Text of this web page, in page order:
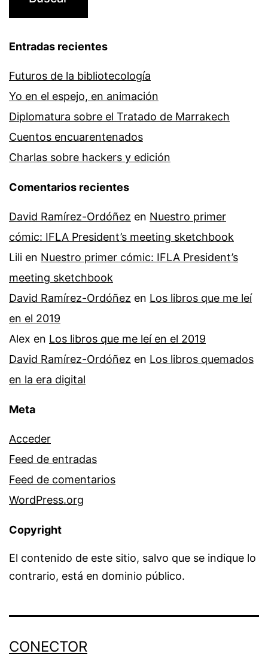
Entradas recientes
Futuros de la bibliotecología
Yo en el espejo, en animación
Diplomatura sobre el Tratado de Marrakech
Cuentos encuarentenados
Charlas sobre hackers y edición
Comentarios recientes
David Ramírez-Ordóñez en Nuestro primer
cómic: IFLA President’s meeting sketchbook
Lili en Nuestro primer cómic: IFLA President’s
meeting sketchbook
David Ramírez-Ordóñez en Los libros que me leí
en el 2019
Alex en Los libros que me leí en el 2019
David Ramírez-Ordóñez en Los libros quemados
en la era digital
Meta
Acceder
Feed de entradas
Feed de comentarios
WordPress.org
Copyright
El contenido de este sitio, salvo que se indique lo
contrario, está en dominio público.
CONECTOR